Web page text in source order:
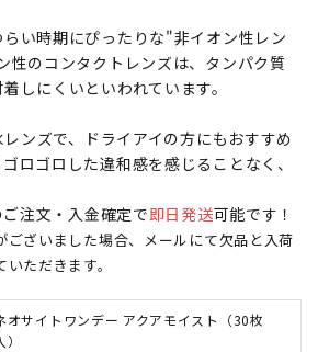
い時期にぴったりな"非イオン性レン
性のコンタクトレンズは、タンパク質
しにくいといわれています。
ンズで、ドライアイの方にもおすすめ
ロゴロした違和感を感じることなく、
注文・入金確定で即日発送可能です！
ざいました場合、メールにて欠品と入荷
ただきます。
オサイトワンデー アクアモイスト（30枚
）